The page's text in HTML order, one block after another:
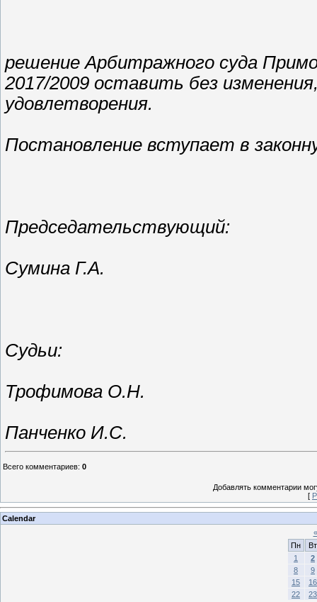
решение Арбитражного суда
2017/2009 оставить без
удовлетворения.
Постановление вступает в
Председательствующий:
Сумина Г.А.
Судьи:
Трофимова О.Н.
Панченко И.С.
Всего комментариев: 0
Добавлять комментарии
[
Calendar
«
Пн
Вт
1
2
8
9
15
16
22
23